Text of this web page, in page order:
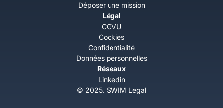
Déposer une mission
Légal
CGVU
Cookies
Confidentialité
Données personnelles
Réseaux
Linkedin
© 2025. SWIM Legal